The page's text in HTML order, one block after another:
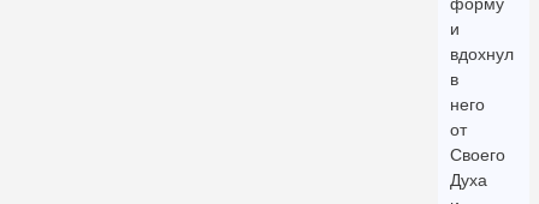
форму
и
вдохнул
в
него
от
Своего
Духа